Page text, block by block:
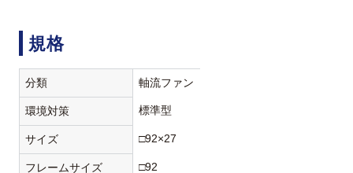
規格
分類 軸流ファン
環境対策 標準型
サイズ □92×27
フレームサイズ □92